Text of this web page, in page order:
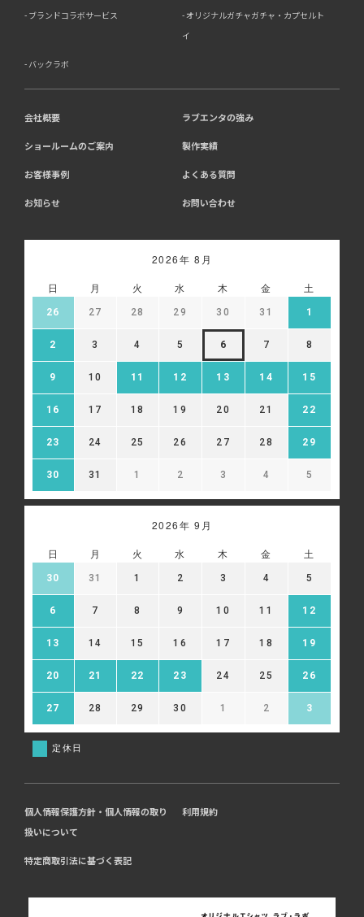
ブランドコラボサービス
オリジナルガチャガチャ・カプセルト
イ
バックラボ
会社概要 ラブエンタの強み
ショールームのご案内 製作実績
お客様事例 よくある質問
お知らせ お問い合わせ
2026年 8月
日 月 火 水 木 金 土
26 27 28 29 30 31 1
2 3 4 5 6 7 8
9 10 11 12 13 14 15
16 17 18 19 20 21 22
23 24 25 26 27 28 29
30 31 1 2 3 4 5
2026年 9月
日 月 火 水 木 金 土
30 31 1 2 3 4 5
6 7 8 9 10 11 12
13 14 15 16 17 18 19
20 21 22 23 24 25 26
27 28 29 30 1 2 3
定休日
個人情報保護方針・個人情報の取り
扱いについて
利用規約
特定商取引法に基づく表記